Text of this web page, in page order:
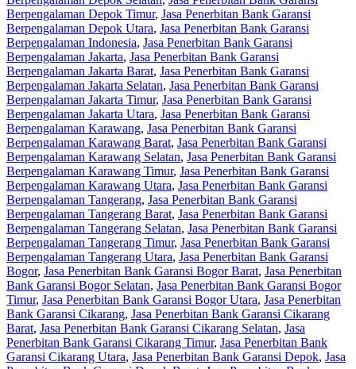
Berpengalaman Depok Timur, Jasa Penerbitan Bank Garansi
Berpengalaman Depok Utara, Jasa Penerbitan Bank Garansi
Berpengalaman Indonesia, Jasa Penerbitan Bank Garansi
Berpengalaman Jakarta, Jasa Penerbitan Bank Garansi
Berpengalaman Jakarta Barat, Jasa Penerbitan Bank Garansi
Berpengalaman Jakarta Selatan, Jasa Penerbitan Bank Garansi
Berpengalaman Jakarta Timur, Jasa Penerbitan Bank Garansi
Berpengalaman Jakarta Utara, Jasa Penerbitan Bank Garansi
Berpengalaman Karawang, Jasa Penerbitan Bank Garansi
Berpengalaman Karawang Barat, Jasa Penerbitan Bank Garansi
Berpengalaman Karawang Selatan, Jasa Penerbitan Bank Garansi
Berpengalaman Karawang Timur, Jasa Penerbitan Bank Garansi
Berpengalaman Karawang Utara, Jasa Penerbitan Bank Garansi
Berpengalaman Tangerang, Jasa Penerbitan Bank Garansi
Berpengalaman Tangerang Barat, Jasa Penerbitan Bank Garansi
Berpengalaman Tangerang Selatan, Jasa Penerbitan Bank Garansi
Berpengalaman Tangerang Timur, Jasa Penerbitan Bank Garansi
Berpengalaman Tangerang Utara, Jasa Penerbitan Bank Garansi
Bogor, Jasa Penerbitan Bank Garansi Bogor Barat, Jasa Penerbitan
Bank Garansi Bogor Selatan, Jasa Penerbitan Bank Garansi Bogor
Timur, Jasa Penerbitan Bank Garansi Bogor Utara, Jasa Penerbitan
Bank Garansi Cikarang, Jasa Penerbitan Bank Garansi Cikarang
Barat, Jasa Penerbitan Bank Garansi Cikarang Selatan, Jasa
Penerbitan Bank Garansi Cikarang Timur, Jasa Penerbitan Bank
Garansi Cikarang Utara, Jasa Penerbitan Bank Garansi Depok, Jasa